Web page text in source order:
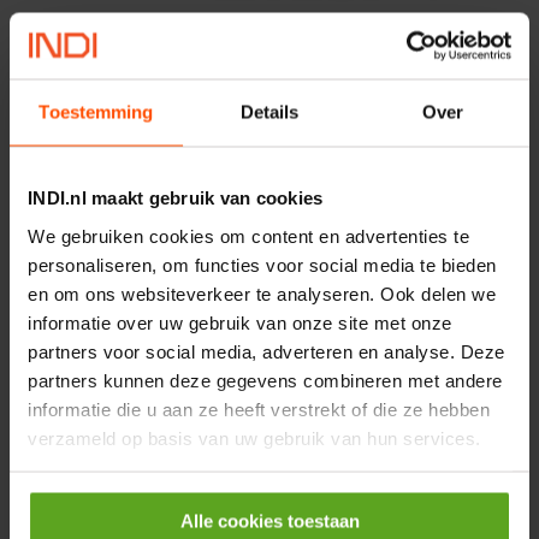
Toestemming Details Over
INDI.nl maakt gebruik van cookies
We gebruiken cookies om content en advertenties te
personaliseren, om functies voor social media te bieden
en om ons websiteverkeer te analyseren. Ook delen we
informatie over uw gebruik van onze site met onze
partners voor social media, adverteren en analyse. Deze
partners kunnen deze gegevens combineren met andere
informatie die u aan ze heeft verstrekt of die ze hebben
verzameld op basis van uw gebruik van hun services.
Alle cookies toestaan
Merknaam:Kramp
−
Rotator CPR 5-01 50kN
4mm x Ø17mm
Artikelnummer:CPR501
€ 19,99
incl. BTW
HP 12 MOTOR B14 380VAC